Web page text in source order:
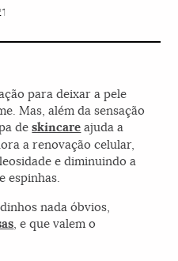
para deixar a pele
Mas, além da sensação
deskincare ajuda a
a renovação celular,
e diminuindo a
espinhas.
nada óbvios,
, e que valem o